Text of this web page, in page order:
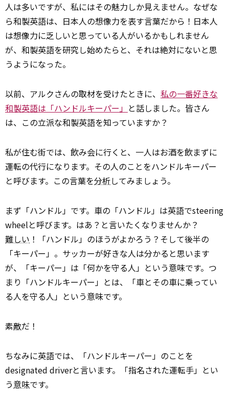
人は多いですが、私にはその魅力しか見えません。なぜな
ら和製英語は、日本人の想像力を表す言葉だから！日本人
は想像力に乏しいと思っている人がいるかもしれません
が、和製英語を研究し始めたらと、それは絶対にないと思
うようになった。
以前、アルクさんの取材を受けたときに、 私の一番好きな
和製英語は「ハンドルキーパー」 と話しました。皆さん
は、この立派な和製英語を知っていますか？
私が住む街では、飲み会に行くと、一人はお酒を飲まずに
運転の代行になります。その人のことをハンドルキーパー
と呼びます。この言葉を分析してみましょう。
まず「ハンドル」です。車の「ハンドル」は英語でsteering
wheelと呼びます。はあ？と言いたくなりませんか？
難しい ！「ハンドル」のほうがよかろう？そして後半の
「キーパー」。サッカーが好きな人は分かると思います
が、「キーパー」は「何かを守る人」という意味です。つ
まり「ハンドルキーパー」とは、「車とその車に乗ってい
る人を守る人」という意味です。
素敵だ！
ちなみに英語では、「ハンドルキーパー」のことを
designated driverと言います。「指名された運転手」とい
う意味です。